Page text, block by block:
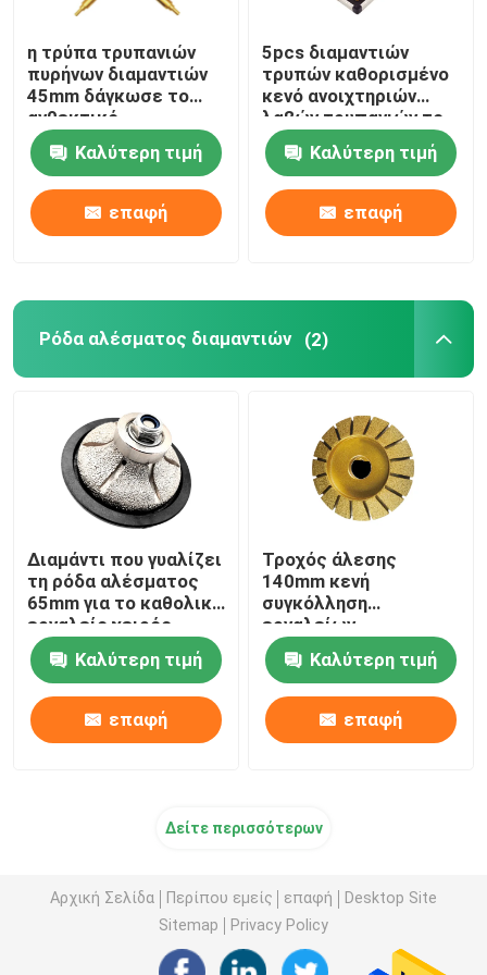
Αλέθοντας πιάτο διαμαντιών
Κομμάτι τρυπανιών τρυπών διαμαντιών
Ρόδα αλέσματος διαμαντιών
Κομμάτι δρομολογητών διαμαντιών
Λεπίδα πριονιών καρβιδίου βολφραμίου
Τροχός άλεσης καρβιδίου βολφραμίου
Εντοπιστής τρυπών τρυπανιών
η τρύπα τρυπανιών
πυρήνων διαμαντιών
45mm δάγκωσε το
ανθεκτικό
συγκολλημένο κενό
εργαλείο για τη
μαρμάρινη πέτρα
Καλύτερη τιμή
επαφή
5pcs διαμαντιών
τρυπών καθορισμένο
κενό ανοιχτηριών
λαβών τρυπανιών το
εξαγωνικό
συγκόλλησε τη
μαρμάρινη λείανση
Καλύτερη τιμή
επαφή
Ρόδα αλέσματος διαμαντιών (2)
Διαμάντι που γυαλίζει
τη ρόδα αλέσματος
65mm για το καθολικό
εργαλείο χειρός
χρήσης μαρμάρου και
πετρώνΚαλύτερη τιμή
επαφή
Τροχός άλεσης
140mm κενή
συγκόλληση
εργαλείων
διαμαντιών για το
μαρμάρινο γρανίτη
κεραμικό
Καλύτερη τιμή
επαφή
Δείτε περισσότερων
Αρχική Σελίδα Περίπου εμείς επαφή
Desktop Site
Sitemap
Privacy Policy